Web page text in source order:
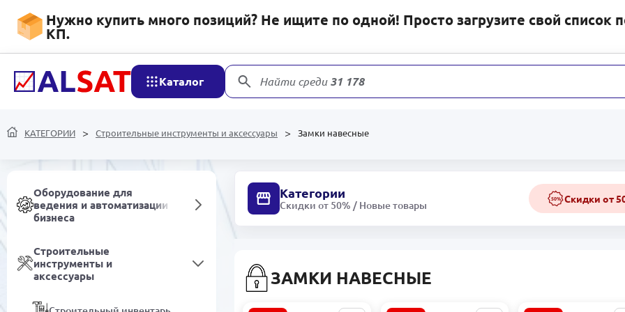
Нужно купить много позиций? Не ищите по одной! Просто загрузите свой список
КП.
Каталог Найти среди31 178товаров
КАТЕГОРИИ Строительные инструменты и аксессуары Замки навесные
Полиэтилена
Мебель
Электротехническое
Специализированная
Оборудование для
ведения и автоматизации
бизнеса
Строительные
инструменты и
аксессуары
Категории
Скидки от 50% / Новые товары
50% Скидки от
ЗАМКИ НАВЕСНЫЕ